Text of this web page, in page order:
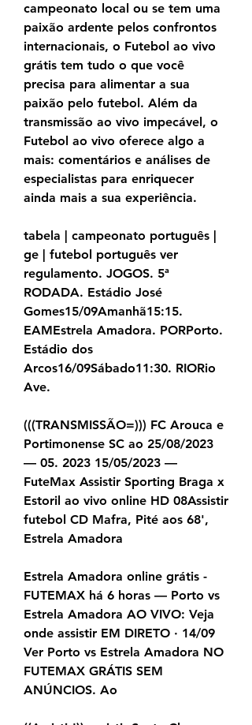
campeonato local ou se tem uma
paixão ardente pelos confrontos
internacionais, o Futebol ao vivo
grátis tem tudo o que você
precisa para alimentar a sua
paixão pelo futebol. Além da
transmissão ao vivo impecável, o
Futebol ao vivo oferece algo a
mais: comentários e análises de
especialistas para enriquecer
ainda mais a sua experiência.
tabela | campeonato português |
ge | futebol português ver
regulamento. JOGOS. 5ª
RODADA. Estádio José
Gomes15/09Amanhã15:15.
EAMEstrela Amadora. PORPorto.
Estádio dos
Arcos16/09Sábado11:30. RIORio
Ave.
(((TRANSMISSÃO=))) FC Arouca e
Portimonense SC ao 25/08/2023
— 05. 2023 15/05/2023 —
FuteMax Assistir Sporting Braga x
Estoril ao vivo online HD 08Assistir
futebol CD Mafra, Pité aos 68',
Estrela Amadora
Estrela Amadora online grátis -
FUTEMAX há 6 horas — Porto vs
Estrela Amadora AO VIVO: Veja
onde assistir EM DIRETO · 14/09
Ver Porto vs Estrela Amadora NO
FUTEMAX GRÁTIS SEM
ANÚNCIOS. Ao